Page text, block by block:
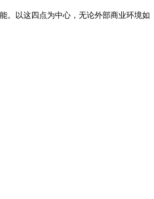
。以这四点为中心，无论外部商业环境如